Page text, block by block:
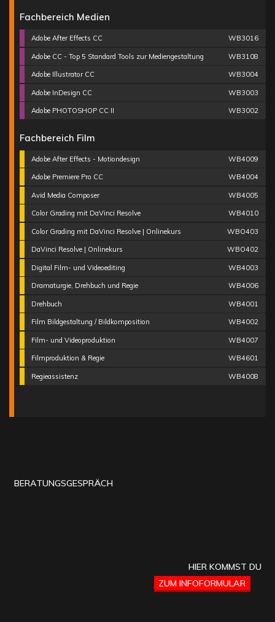
Fachbereich Medien
Adobe After Effects CC WB3016
Adobe CC - Top 5 Standard Tools zur Mediengestaltung WB3108
Adobe Illustrator CC WB3004
Adobe InDesign CC WB3003
Adobe PHOTOSHOP CC II WB3002
Fachbereich Film
Adobe After Effects - Motiondesign WB4009
Adobe Premiere Pro CC WB4004
Avid Media Composer WB4005
Color Grading mit DaVinci Resolve WB4010
Color Grading mit DaVinci Resolve | Onlinekurs WBO403
DaVinci Resolve | Onlinekurs WBO402
Digital Film- und Videoediting WB4003
Dramaturgie, Drehbuch und Regie WB4006
Drehbuch WB4001
Film Bildgestaltung / Bildkomposition WB4002
Film- und Videoproduktion WB4007
Filmproduktion & Regie WB4601
Regieassistenz WB4008
BERATUNGSGESPRÄCH
HIER KOMMST DU
ZUM INFOFORMULAR